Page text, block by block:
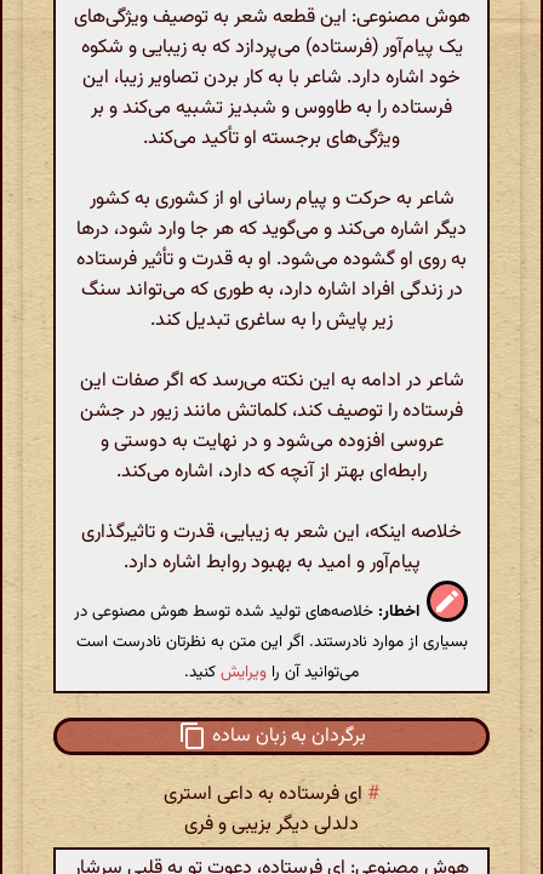
هوش مصنوعی: این قطعه شعر به توصیف ویژگی‌های
یک پیام‌آور (فرستاده) می‌پردازد که به زیبایی و شکوه
خود اشاره دارد. شاعر با به کار بردن تصاویر زیبا، این
فرستاده را به طاووس و شبدیز تشبیه می‌کند و بر
ویژگی‌های برجسته او تأکید می‌کند.
شاعر به حرکت و پیام رسانی او از کشوری به کشور
دیگر اشاره می‌کند و می‌گوید که هر جا وارد شود، درها
به روی او گشوده می‌شود. او به قدرت و تأثیر فرستاده
در زندگی افراد اشاره دارد، به طوری که می‌تواند سنگ
زیر پایش را به ساغری تبدیل کند.
شاعر در ادامه به این نکته می‌رسد که اگر صفات این
فرستاده را توصیف کند، کلماتش مانند زیور در جشن
عروسی افزوده می‌شود و در نهایت به دوستی و
رابطه‌ای بهتر از آنچه که دارد، اشاره می‌کند.
خلاصه اینکه، این شعر به زیبایی، قدرت و تاثیرگذاری
پیام‌آور و امید به بهبود روابط اشاره دارد.
اخطار: خلاصه‌های تولید شده توسط هوش مصنوعی در
بسیاری از موارد نادرستند. اگر این متن به نظرتان نادرست است
می‌توانید آن را ویرایشکنید.
برگردان به زبان ساده
# ای فرستاده به داعی استری
دلدلی دیگر بزیبی و فری